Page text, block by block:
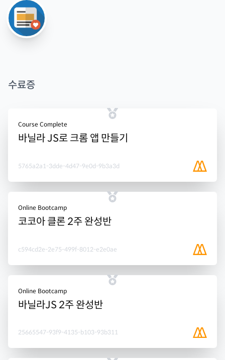
수료증
Course Complete
바닐라 JS로 크롬 앱 만들기
5765a2a1-3dde-4d47-9e0d-9b3a3d
Online Bootcamp
코코아 클론 2주 완성반
c594cd2e-2e75-499f-8012-e2e0ae
Online Bootcamp
바닐라JS 2주 완성반
25665547-93f9-4135-b103-93b311